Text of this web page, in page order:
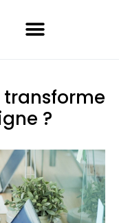
transforme
?